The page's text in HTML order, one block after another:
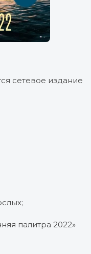
сетевое издание
палитра 2022»